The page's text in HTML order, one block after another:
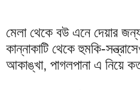
মেলা থেকে বউ এনে দেয়ার
কান্নাকাটি থেকে হুমকি-
আকাঙ্খা, পাগলপানা এ নিয়ে